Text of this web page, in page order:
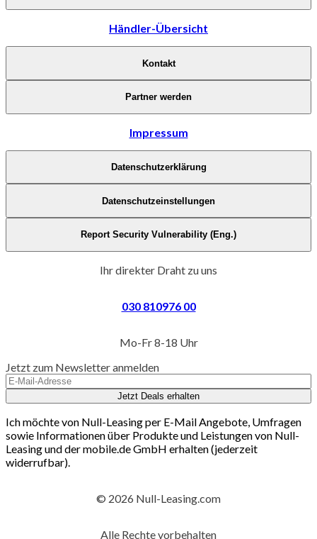
Händler-Übersicht
Kontakt
Partner werden
Impressum
Datenschutzerklärung
Datenschutzeinstellungen
Report Security Vulnerability (Eng.)
Ihr direkter Draht zu uns
030 810976 00
Mo-Fr 8-18 Uhr
Jetzt zum Newsletter anmelden
Jetzt Deals erhalten
Ich möchte von Null-Leasing per E-Mail Angebote, Umfragen
sowie Informationen über Produkte und Leistungen von Null-
Leasing und der mobile.de GmbH erhalten (jederzeit
widerrufbar).
© 2026 Null-Leasing.com
Alle Rechte vorbehalten